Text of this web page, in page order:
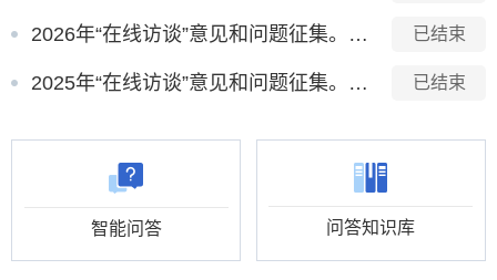
2026年“在线访谈”意见和问题征集。【2026-2-7至2026-2-10】 已结束
2025年“在线访谈”意见和问题征集。【2025-10-22至2025-10-25】 已结束
智能问答 问答知识库